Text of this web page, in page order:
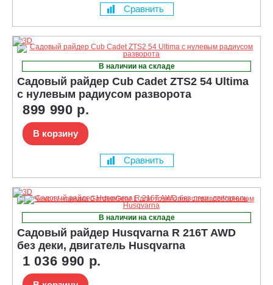
Сравнить
В наличии на складе
Садовый райдер Cub Cadet ZTS2 54 Ultima
с нулевым радиусом разворота
899 990 р.
В корзину
Сравнить
В наличии на складе
Садовый райдер Husqvarna R 216T AWD
без деки, двигатель Husqvarna
1 036 990 р.